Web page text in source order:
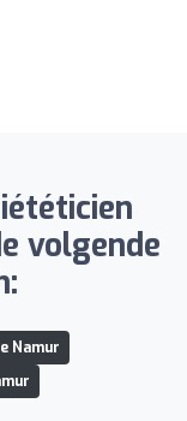
volgende
Namur